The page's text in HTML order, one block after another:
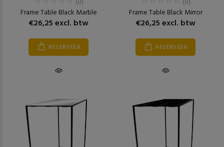
Frame Table Black Marble
€26,25 excl. btw
RESERVEER
Frame Table Black Mirror
€26,25 excl. btw
RESERVEER